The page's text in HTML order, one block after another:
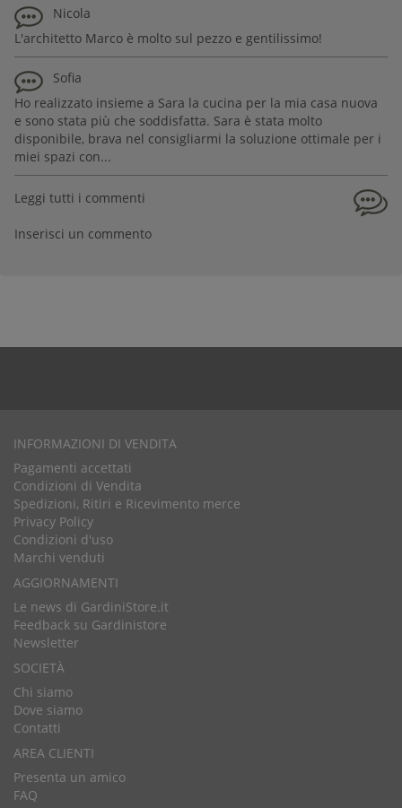
Nicola
L'architetto Marco è molto sul pezzo e gentilissimo!
Sofia
Ho realizzato insieme a Sara la cucina per la mia casa nuova
e sono stata più che soddisfatta. Sara è stata molto
disponibile, brava nel consigliarmi la soluzione ottimale per i
miei spazi con...
Leggi tutti i commenti
Inserisci un commento
INFORMAZIONI DI VENDITA
Pagamenti accettati
Condizioni di Vendita
Spedizioni, Ritiri e Ricevimento merce
Privacy Policy
Condizioni d'uso
Marchi venduti
AGGIORNAMENTI
Le news di GardiniStore.it
Feedback su Gardinistore
Newsletter
SOCIETÀ
Chi siamo
Dove siamo
Contatti
AREA CLIENTI
Presenta un amico
FAQ